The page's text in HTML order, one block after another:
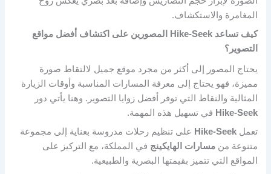
المغامرة والاستكشاف.
كيف تساعد Hike-Seek المصورين على اكتشاف أفضل مواقع
التصوير؟
يحتاج المصور إلى أكثر من مجرد موقع جميل لالتقاط صورة
مميزة، فهو يحتاج إلى معرفة المسارات المناسبة وأوقات الزيارة
المثالية والنقاط التي توفر أفضل زوايا التصوير. وهنا يأتي دور
Hike-Seek في تسهيل هذه المهمة.
تعملHike-Seek على تنظيم رحلات مدروسة بعناية إلى مجموعة
متنوعة منمسارات الهايكينج في المملكة، مع التركيز على
المواقع التي تتميز بقيمتها البصرية والطبيعية.